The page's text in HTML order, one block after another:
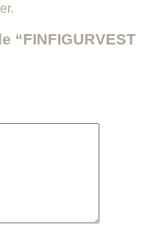
“FINFIGURVEST